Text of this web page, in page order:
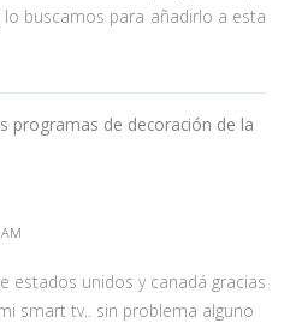
buscamos para añadirlo a esta
programas de decoración de la
estados unidos y canadá gracias
smart tv.. sin problema alguno